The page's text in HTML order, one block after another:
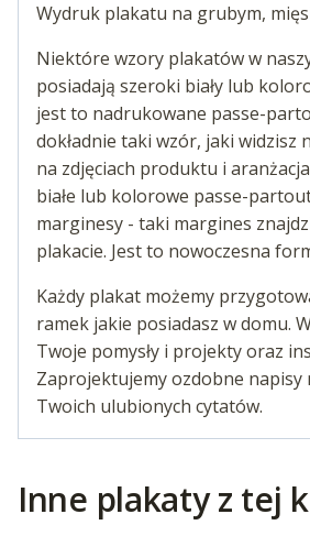
Wydruk plakatu na grubym,
Niektóre wzory plakatów w
posiadają szeroki biały lub
jest to nadrukowane passe-
dokładnie taki wzór, jaki widzisz
na zdjęciach produktu i
białe lub kolorowe passe-
marginesy - taki margines
plakacie. Jest to nowoczesna
Każdy plakat możemy
ramek jakie posiadasz w domu.
Twoje pomysły i projekty oraz
Zaprojektujemy ozdobne napisy
Twoich ulubionych cytatów.
Inne plakaty z tej